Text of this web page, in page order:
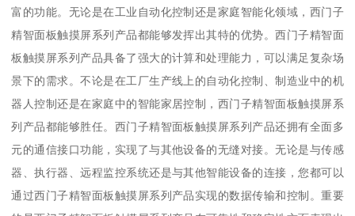
富的功能。无论是在工业自动化控制还是家庭智能化领域，西门子
精智面板触摸屏系列产品都能够发挥出其特的优势。西门子精智面
板触摸屏系列产品具备了强大的计算和处理能力，可以满足复杂场
景下的需求。不论是在工厂生产线上的自动化控制、制造业中的机
器人控制还是在家庭中的智能家居控制，西门子精智面板触摸屏系
列产品都能够胜任。西门子精智面板触摸屏系列产品还拥有全面多
元的通信接口功能，实现了与其他设备的无缝对接。无论是与传感
器、执行器、远程监控系统还是与其他智能设备的连接，您都可以
通过西门子精智面板触摸屏系列产品实现的数据传输和控制。重要